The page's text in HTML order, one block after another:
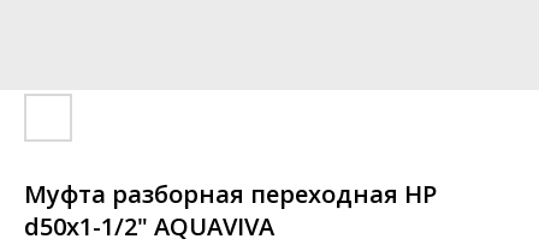
Муфта разборная переходная HР
d50x1-1/2" AQUAVIVA